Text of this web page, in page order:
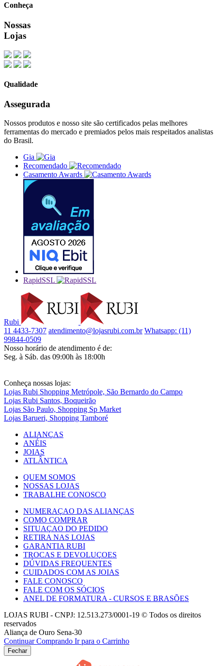
Conheça
Nossas
Lojas
Qualidade
Assegurada
Nossos produtos e nosso site são certificados pelas melhores
ferramentas do mercado e premiados pelos mais respeitados analistas
do Brasil.
Gia
Recomendado
Casamento Awards
RapidSSL
Rubi
11 4433-7307 atendimento@lojasrubi.com.br Whatsapp: (11)
99844-0509
Nosso horário de atendimento é de:
Seg. à Sáb. das 09:00h às 18:00h
Conheça nossas lojas:
Lojas Rubi Shopping Metrópole, São Bernardo do Campo
Lojas Rubi Santos, Boqueirão
Lojas São Paulo, Shopping Sp Market
Lojas Barueri, Shopping Tamboré
ALIANÇAS
ANÉIS
JOIAS
ATLÂNTICA
QUEM SOMOS
NOSSAS LOJAS
TRABALHE CONOSCO
NUMERAÇAO DAS ALIANÇAS
COMO COMPRAR
SITUAÇAO DO PEDIDO
RETIRA NAS LOJAS
GARANTIA RUBI
TROCAS E DEVOLUÇOES
DÚVIDAS FREQUENTES
CUIDADOS COM AS JOIAS
FALE CONOSCO
FALE COM OS SÓCIOS
ANEL DE FORMATURA - CURSOS E BRASÕES
LOJAS RUBI - CNPJ: 12.513.273/0001-19 © Todos os direitos
reservados
Aliança de Ouro Sena-30
Continuar Comprando Ir para o Carrinho
Fechar